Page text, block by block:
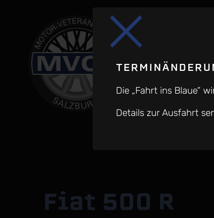
Fiat 500 R
Die „Fahrt ins Blaue“
Details zur Ausfahrt